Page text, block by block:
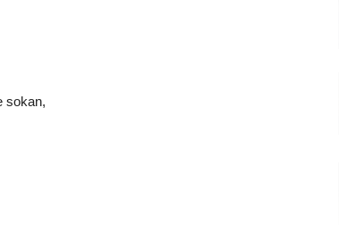
sokan,